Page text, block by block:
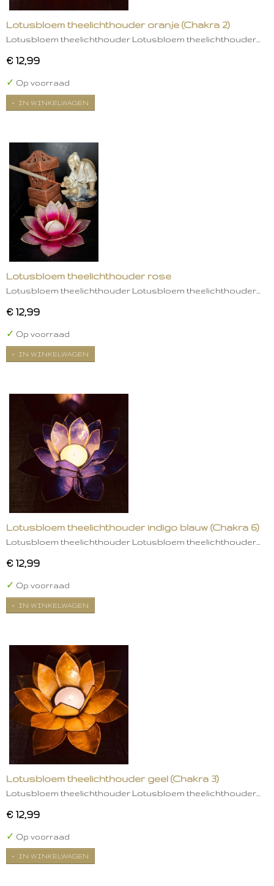
Lotusbloem theelichthouder oranje (Chakra 2)
Lotusbloem theelichthouder Lotusbloem theelichthouder…
€ 12,99
✓ Op voorraad
IN WINKELWAGEN
Lotusbloem theelichthouder rose
Lotusbloem theelichthouder Lotusbloem theelichthouder…
€ 12,99
✓ Op voorraad
IN WINKELWAGEN
Lotusbloem theelichthouder indigo blauw (Chakra 6)
Lotusbloem theelichthouder Lotusbloem theelichthouder…
€ 12,99
✓ Op voorraad
IN WINKELWAGEN
Lotusbloem theelichthouder geel (Chakra 3)
Lotusbloem theelichthouder Lotusbloem theelichthouder…
€ 12,99
✓ Op voorraad
IN WINKELWAGEN